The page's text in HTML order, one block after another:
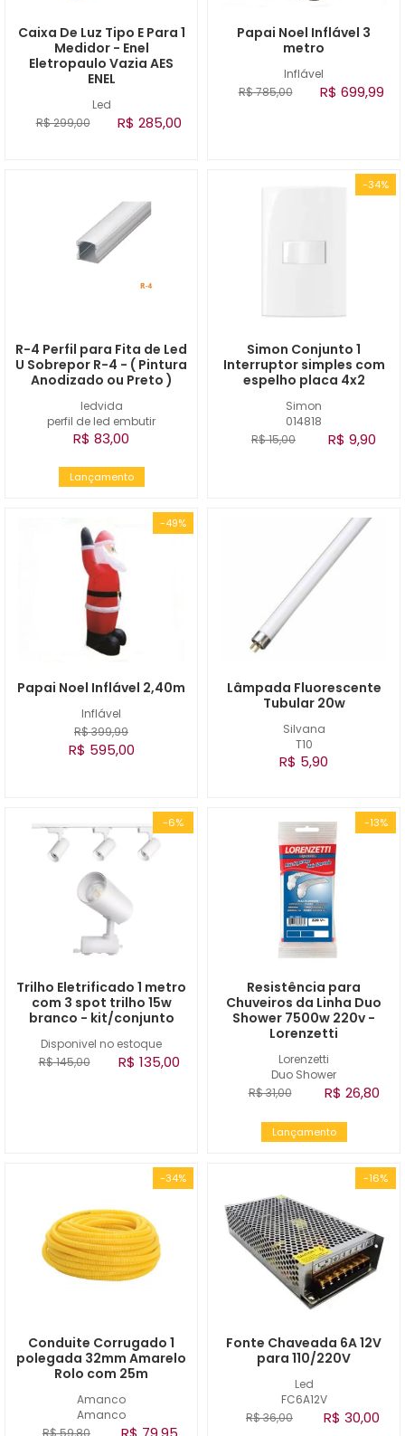
Led
Caixa De Luz Tipo E Para 1
Medidor - Enel
Eletropaulo Vazia AES
ENEL
R$ 299,00 R$ 285,00
Inflável
Papai Noel Inflável 3
metro
R$ 785,00 R$ 699,99
ledvida
perfil de led embutir
R-4 Perfil para Fita de Led
U Sobrepor R-4 - ( Pintura
Anodizado ou Preto )
R$ 83,00
Lançamento
-34%
Simon
014818
Simon Conjunto 1
Interruptor simples com
espelho placa 4x2
R$ 15,00 R$ 9,90
-49%
Inflável
Papai Noel Inflável 2,40m
R$ 399,99
R$ 595,00
Silvana
T10
Lâmpada Fluorescente
Tubular 20w
R$ 5,90
-6%
Disponivel no estoque
Trilho Eletrificado 1 metro
com 3 spot trilho 15w
branco - kit/conjunto
R$ 145,00 R$ 135,00
-13%
Lorenzetti
Duo Shower
Resistência para
Chuveiros da Linha Duo
Shower 7500w 220v -
Lorenzetti
R$ 31,00 R$ 26,80
Lançamento
-34%
Amanco
Amanco
Conduite Corrugado 1
polegada 32mm Amarelo
Rolo com 25m
R$ 59,80
-16%
Led
FC6A12V
Fonte Chaveada 6A 12V
para 110/220V
R$ 36,00 R$ 30,00